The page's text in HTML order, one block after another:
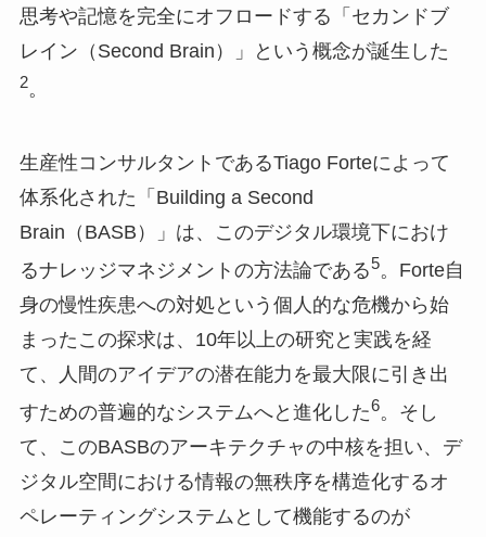
思考や記憶を完全にオフロードする「セカンドブ
レイン（Second Brain）」という概念が誕生した
2。
生産性コンサルタントであるTiago Forteによって
体系化された「Building a Second
Brain（BASB）」は、このデジタル環境下におけ
るナレッジマネジメントの方法論である5。Forte自
身の慢性疾患への対処という個人的な危機から始
まったこの探求は、10年以上の研究と実践を経
て、人間のアイデアの潜在能力を最大限に引き出
すための普遍的なシステムへと進化した6。そし
て、このBASBのアーキテクチャの中核を担い、デ
ジタル空間における情報の無秩序を構造化するオ
ペレーティングシステムとして機能するのが